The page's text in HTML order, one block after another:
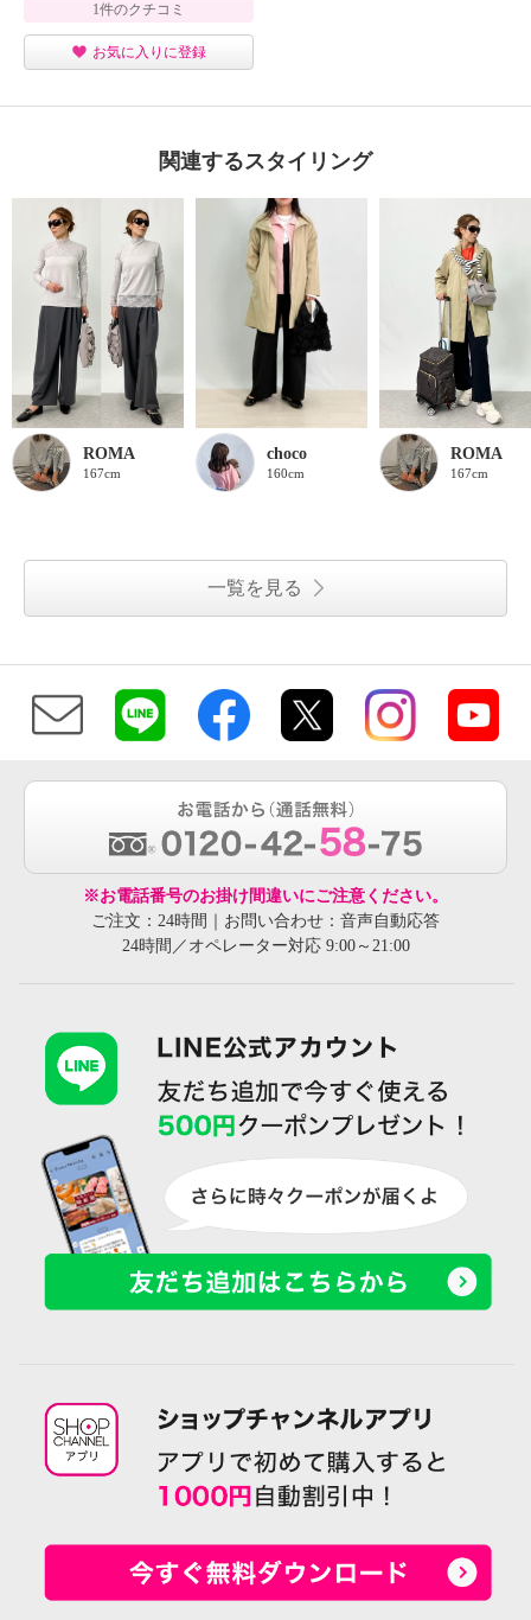
1件のクチコミ
お気に入りに登録
関連するスタイリング
ROMA
167cm
choco
160cm
ROMA
167cm
一覧を見る
※お電話番号のお掛け間違いにご注意ください。
ご注文：24時間｜お問い合わせ：音声自動応答
24時間／オペレーター対応 9:00～21:00